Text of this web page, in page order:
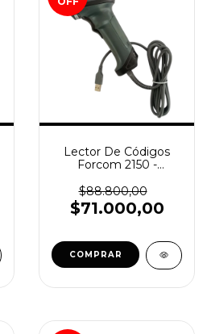
Lector De Códigos
Forcom 2150 -
107692)
$88.800,00
$71.000,00